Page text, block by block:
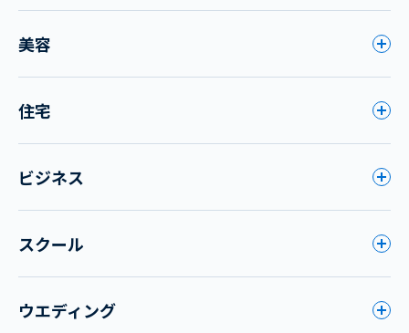
美容
住宅
ビジネス
スクール
ウエディング